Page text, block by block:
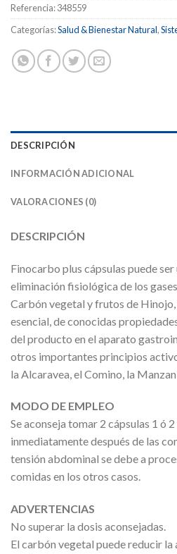
Referencia:348559
Categorías:Salud & Bienestar Natural,
DESCRIPCIÓN
INFORMACIÓN ADICIONAL
VALORACIONES (0)
DESCRIPCIÓN
Finocarbo plus cápsulas puede
eliminación fisiológica de los
Carbón vegetal y frutos de
esencial, de conocidas
del producto en el aparato
otros importantes principios
la Alcaravea, el Comino, la
MODO DE EMPLEO
Se aconseja tomar 2 cápsulas 1 ó
inmediatamente después de las
tensión abdominal se debe a
comidas en los otros casos.
ADVERTENCIAS
No superar la dosis aconsejadas.
El carbón vegetal puede reducir la